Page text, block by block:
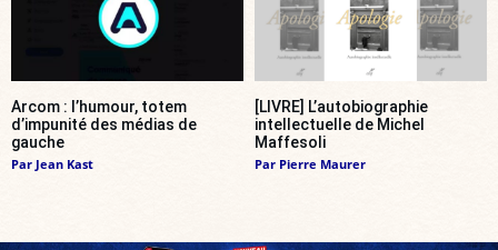
Arcom : l’humour, totem
d’impunité des médias de
gauche
Par Jean Kast
[LIVRE] L’autobiographie
intellectuelle de Michel
Maffesoli
Par Pierre Maurer